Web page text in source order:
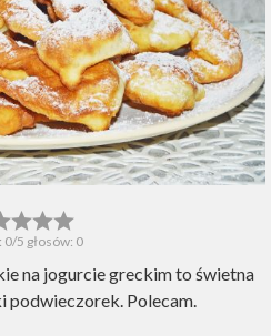
0/5 głosów: 0
na jogurcie greckim to świetna
podwieczorek. Polecam.